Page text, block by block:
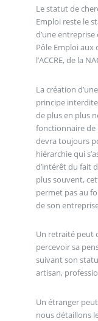
Le statut de
Emploi reste le
d’une
Pôle Emploi aux
l’ACCRE, de la
La création
principe
de plus en plus
fonctionnaire de
devra toujours
hiérarchie qui
d’intérêt du fait
plus souvent,
permet pas au
de son
Un retraité peut
percevoir sa
suivant son
artisan,
Un étranger
nous détaillons